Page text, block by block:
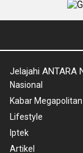
Jelajahi ANTARA
Nasional
Kabar Megapolitan
Lifestyle
Iptek
Artikel